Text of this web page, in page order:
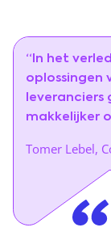
“In het
oplossingen
leveranciers
makkelijker
Tomer Lebel,